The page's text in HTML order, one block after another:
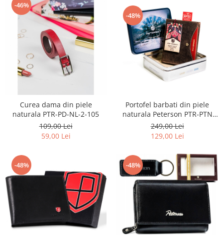
-46%
Curea dama din piele
naturala PTR-PD-NL-2-105
109,00 Lei
59,00 Lei
-48%
Portofel barbati din piele
naturala Peterson PTR-PTN
317.01-5842 HU+R
249,00 Lei
129,00 Lei
-48% -48%